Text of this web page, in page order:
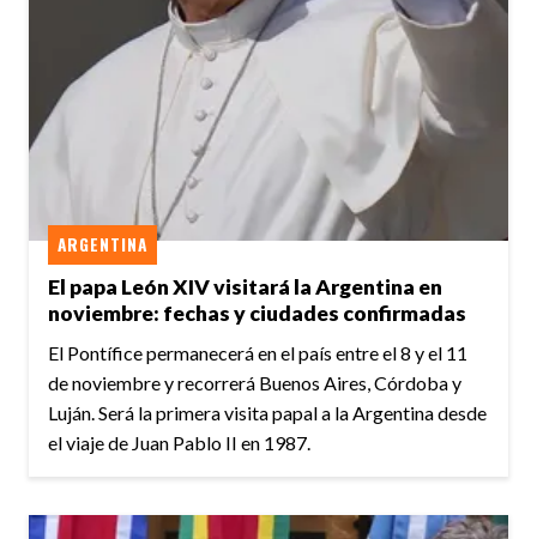
El papa León XIV visitará la Argentina en
noviembre: fechas y ciudades confirmadas
ARGENTINA
El Pontífice permanecerá en el país entre el 8 y el 11
de noviembre y recorrerá Buenos Aires, Córdoba y
Luján. Será la primera visita papal a la Argentina desde
el viaje de Juan Pablo II en 1987.